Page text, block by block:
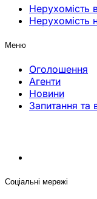
Нерухомість
Нерухомість
Меню
Оголошення
Агенти
Новини
Запитання та
Соціальні мережі